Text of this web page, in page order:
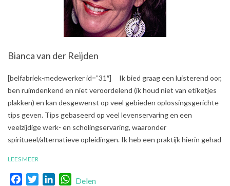
Bianca van der Reijden
2018-
08-
23
[belfabriek-medewerker id=”31″] Ik bied graag een luisterend oor,
ben ruimdenkend en niet veroordelend (ik houd niet van etiketjes
plakken) en kan desgewenst op veel gebieden oplossingsgerichte
tips geven. Tips gebaseerd op veel levenservaring en een
veelzijdige werk- en scholingservaring, waaronder
spiritueel/alternatieve opleidingen. Ik heb een praktijk hierin gehad
LEES MEER
FacebookTwitterLinkedInWhatsApp
Delen